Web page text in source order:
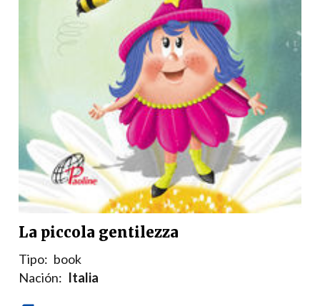
La piccola gentilezza
Tipo: book
Nación: Italia